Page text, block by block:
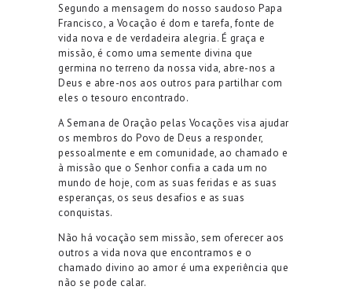
Segundo a mensagem do nosso saudoso Papa
Francisco, a Vocação é dom e tarefa, fonte de
vida nova e de verdadeira alegria. É graça e
missão, é como uma semente divina que
germina no terreno da nossa vida, abre-nos a
Deus e abre-nos aos outros para partilhar com
eles o tesouro encontrado.
A Semana de Oração pelas Vocações visa ajudar
os membros do Povo de Deus a responder,
pessoalmente e em comunidade, ao chamado e
à missão que o Senhor confia a cada um no
mundo de hoje, com as suas feridas e as suas
esperanças, os seus desafios e as suas
conquistas.
Não há vocação sem missão, sem oferecer aos
outros a vida nova que encontramos e o
chamado divino ao amor é uma experiência que
não se pode calar.